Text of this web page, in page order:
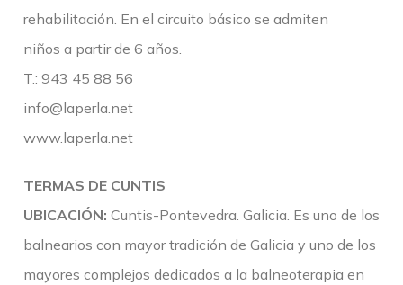
rehabilitación. En el circuito básico se admiten
niños a partir de 6 años.
T.: 943 45 88 56
info@laperla.net
www.laperla.net
TERMAS DE CUNTIS
UBICACIÓN: Cuntis-Pontevedra. Galicia. Es uno de los
balnearios con mayor tradición de Galicia y uno de los
mayores complejos dedicados a la balneoterapia en